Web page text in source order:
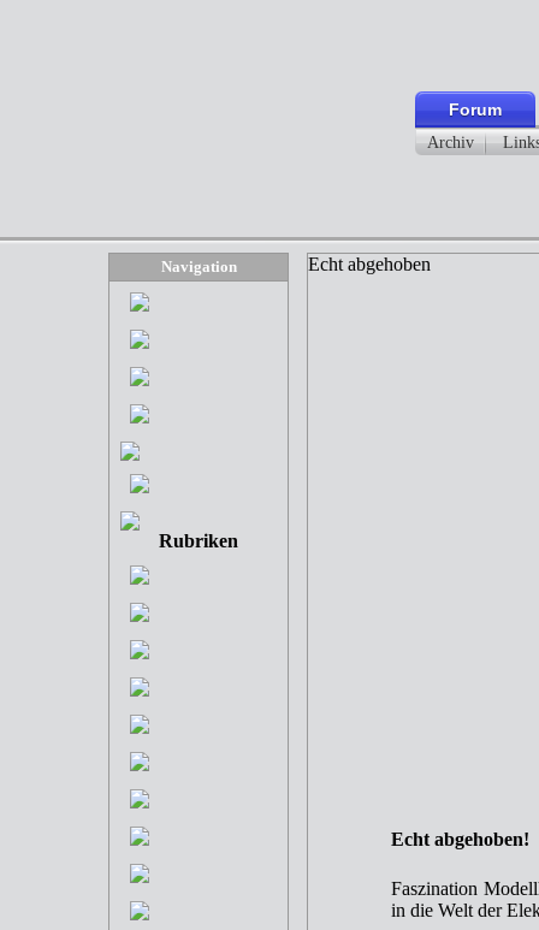
Forum
Archiv
Navigation
Rubriken
Echt abgehoben
Echt abgehoben!
Faszination
in die Welt der